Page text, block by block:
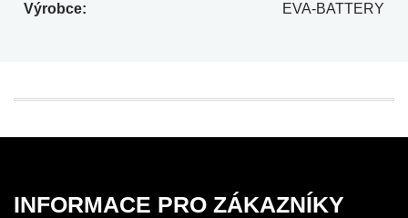
Výrobce:
EVA-BATTERY
INFORMACE PRO ZÁKAZNÍKY